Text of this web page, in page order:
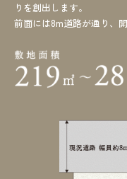
りを創出します。
前面には8m道路が通り、